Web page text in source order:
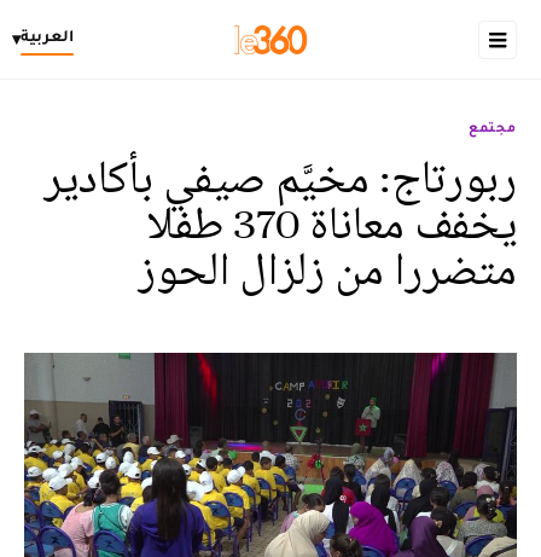
العربية▾
مجتمع
ربورتاج: مخيَّم صيفي بأكادير
يخفف معاناة 370 طفلا
متضررا من زلزال الحوز